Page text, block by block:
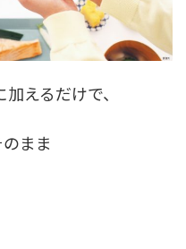
えるだけで、
まま